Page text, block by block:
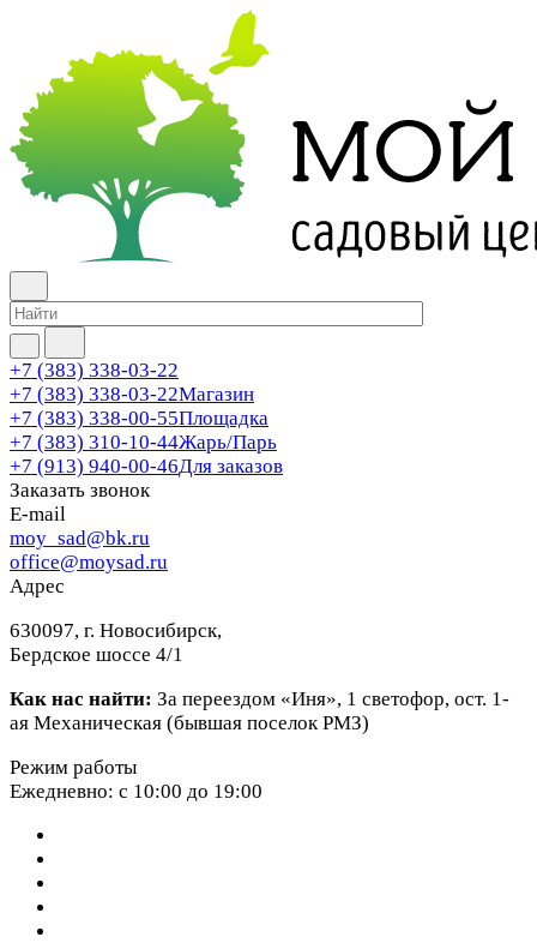
+7 (383) 338-03-22
+7 (383) 338-03-22Магазин
+7 (383) 338-00-55Площадка
+7 (383) 310-10-44Жарь/Парь
+7 (913) 940-00-46Для заказов
Заказать звонок
E-mail
moy_sad@bk.ru
office@moysad.ru
Адрес
630097, г. Новосибирск,
Бердское шоссе 4/1
Как нас найти: За переездом «Иня», 1 светофор, ост. 1-
ая Механическая (бывшая поселок РМЗ)
Режим работы
Ежедневно: с 10:00 до 19:00